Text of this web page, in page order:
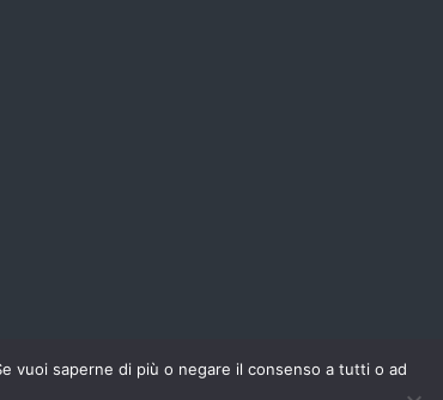
vuoi saperne di più o negare il consenso a tutti o ad